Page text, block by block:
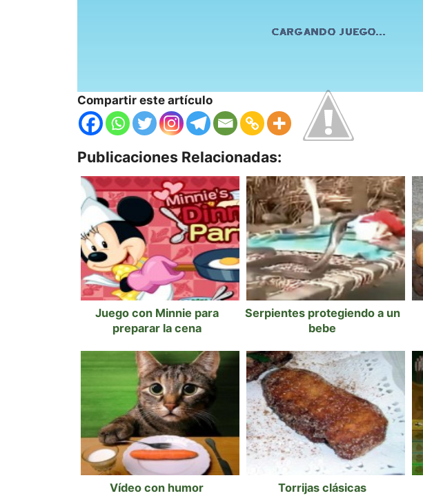
Compartir este artículo
Publicaciones Relacionadas:
Juego con Minnie para
preparar la cena
Serpientes protegiendo a un
bebe
Vídeo con humor Torrijas clásicas